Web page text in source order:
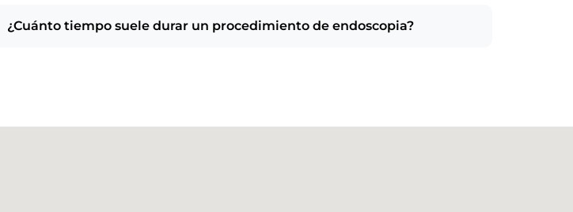
¿Cuánto tiempo suele durar un procedimiento de endoscopia?